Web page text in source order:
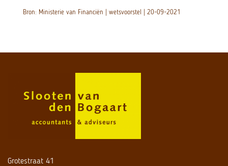
Bron: Ministerie van Financiën | wetsvoorstel | 20-09-2021
Grotestraat 41